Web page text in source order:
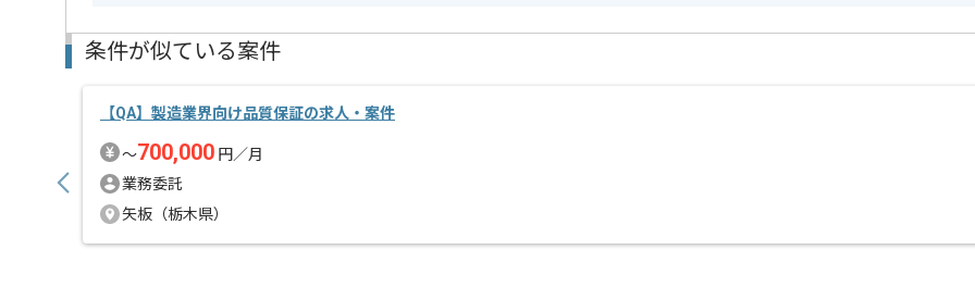
条件が似ている案件
【QA】製造業界向け品質保証の求人・案件
〜700,000 円／月
業務委託
矢板（栃木県）